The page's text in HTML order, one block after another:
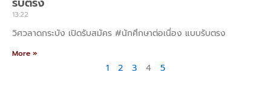
13:22
วิศวลาดกระบัง เปิดรับสมัคร #นักศึกษาต่อเนื่อง แบบรับตรง
More »
1 2 3 4 5